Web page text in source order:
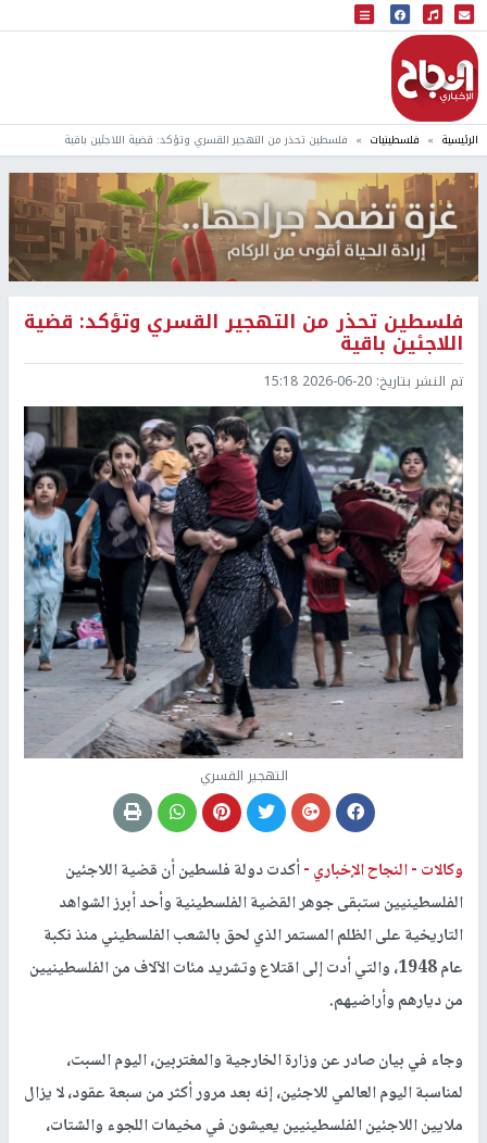
البث المباشر
إذاعة النجاح
الرئيسية فلسطينيات فلسطين تحذر من التهجير القسري وتؤكد: قضية اللاجئين باقية
فلسطين تحذر من التهجير القسري وتؤكد: قضية
اللاجئين باقية
تم النشر بتاريخ: 2026-06-20 15:18
التهجير القسري
وكالات -النجاح الإخباري -أكدت دولة فلسطين أن قضية اللاجئين
الفلسطينيين ستبقى جوهر القضية الفلسطينية وأحد أبرز الشواهد
التاريخية على الظلم المستمر الذي لحق بالشعب الفلسطيني منذ نكبة
عام 1948، والتي أدت إلى اقتلاع وتشريد مئات الآلاف من الفلسطينيين
من ديارهم وأراضيهم.
وجاء في بيان صادر عن وزارة الخارجية والمغتربين، اليوم السبت،
لمناسبة اليوم العالمي للاجئين، إنه بعد مرور أكثر من سبعة عقود، لا يزال
ملايين اللاجئين الفلسطينيين يعيشون في مخيمات اللجوء والشتات،